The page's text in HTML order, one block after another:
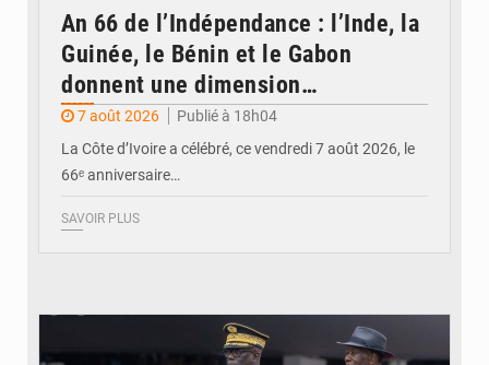
An 66 de l’Indépendance : l’Inde, la
Guinée, le Bénin et le Gabon
donnent une dimension
internationale au défilé de
Yopougon
7 août 2026
Publié à 18h04
La Côte d’Ivoire a célébré, ce vendredi 7 août 2026, le
66ᵉ anniversaire…
SAVOIR PLUS